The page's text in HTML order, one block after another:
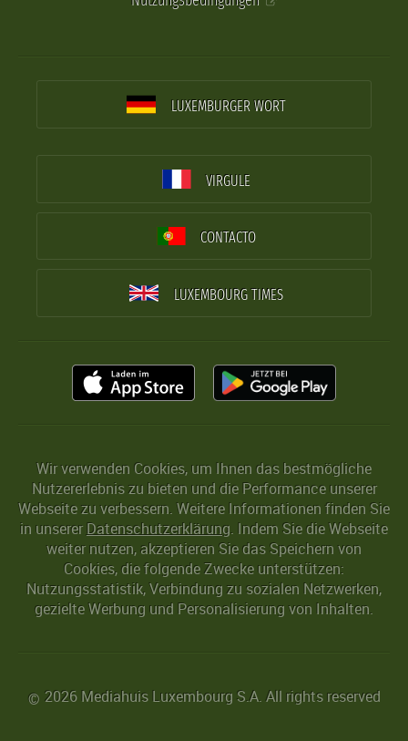
LUXEMBURGER WORT
VIRGULE
CONTACTO
LUXEMBOURG TIMES
Wir verwenden Cookies, um Ihnen das bestmögliche
Nutzererlebnis zu bieten und die Performance unserer
Webseite zu verbessern. Weitere Informationen finden Sie
in unserer Datenschutzerklärung. Indem Sie die Webseite
weiter nutzen, akzeptieren Sie das Speichern von
Cookies, die folgende Zwecke unterstützen:
Nutzungsstatistik, Verbindung zu sozialen Netzwerken,
gezielte Werbung und Personalisierung von Inhalten.
© 2026 Mediahuis Luxembourg S.A. All rights reserved